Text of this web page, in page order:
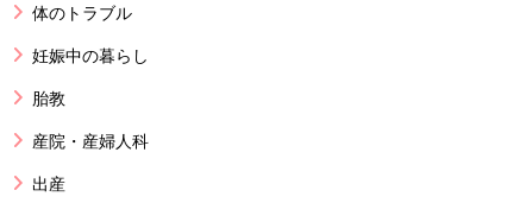
体のトラブル
妊娠中の暮らし
胎教
産院・産婦人科
出産